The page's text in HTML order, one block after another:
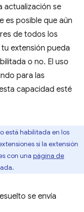
actualización se
es posible que aún
de todos los
extensión pueda
o no. El uso
para las
capacidad esté
está habilitada en los
si la extensión
con una página de
se envía